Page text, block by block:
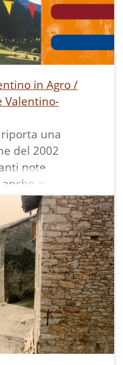
appena
festa di
in processione
seguita
Autorità e
il Comune."
con in cima lo
scritta "Grazie
sulla
facciata
mentre sulla
del Bar
sono esposte
come da
cartolina è
Ve-21
in Agro /
Valentino-
una
del 2002
note
ai
agli scavi
di restauro